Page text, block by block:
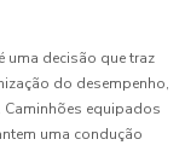
uma decisão que traz
do desempenho,
Caminhões equipados
uma condução